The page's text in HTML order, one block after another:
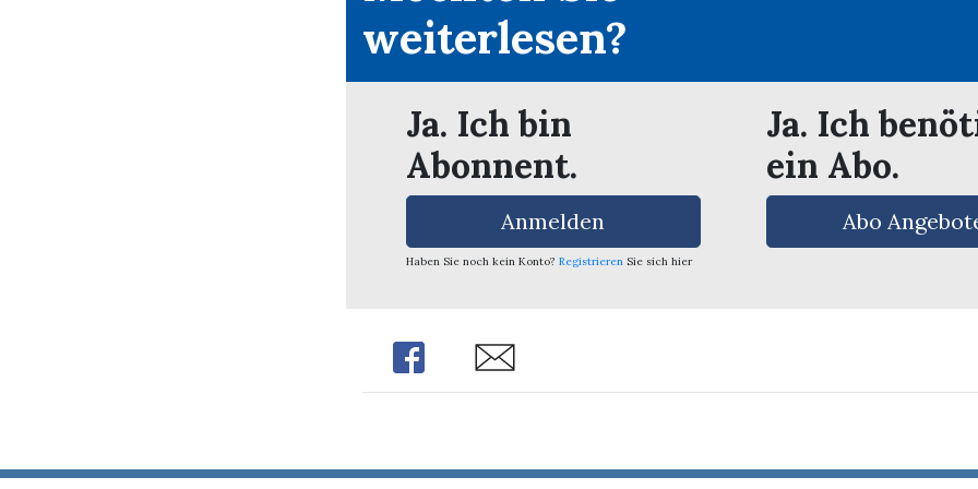
weiterlesen?
Ja. Ich bin
Abonnent.
Anmelden
Haben Sie noch kein Konto? Registrieren Sie sich hier
Ja. Ich
ein Abo.
Abo
Share Share